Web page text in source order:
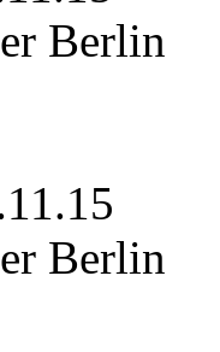
Berlin
Berlin